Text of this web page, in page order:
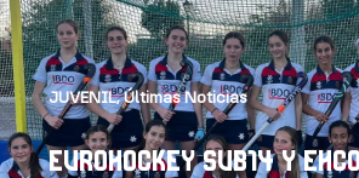
JUVENIL,Últimas Noticias
EUROHOCKEY SUB14 Y